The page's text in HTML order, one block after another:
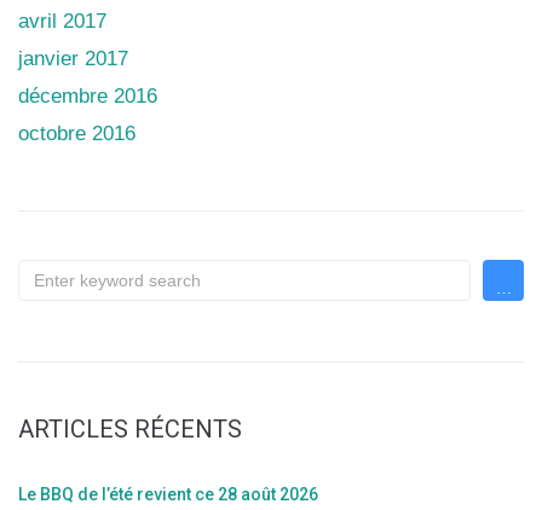
avril 2017
janvier 2017
décembre 2016
octobre 2016
ARTICLES RÉCENTS
Le BBQ de l’été revient ce 28 août 2026